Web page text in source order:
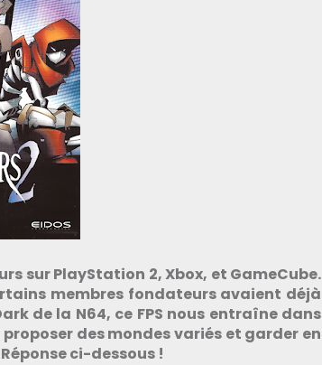
sur PlayStation 2, Xbox, et GameCube.
membres fondateurs avaient déjà
de la N64, ce FPS nous entraîne dans
des mondes variés et garder en
ci-dessous !